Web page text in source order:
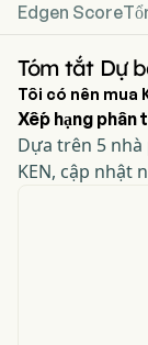
Edgen Score
Tóm tắt Dự
Tôi có nên mua
Xếp hạng phân
Dựa trên 5
KEN, cập nhật